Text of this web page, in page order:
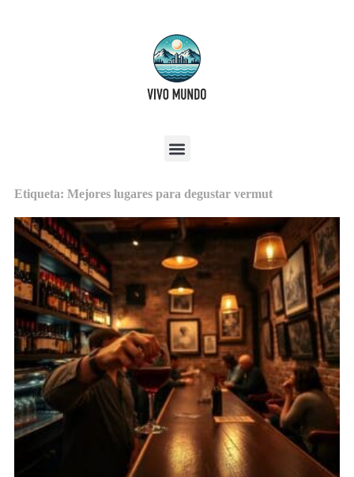
Etiqueta: Mejores lugares para degustar vermut